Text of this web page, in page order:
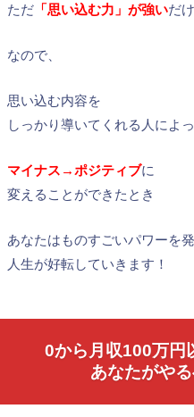
ただ「思い込む力」が強いだ
なので、
思い込む内容を
しっかり導いてくれる人によ
マイナス→ポジティブに
変えることができたとき
あなたはものすごいパワーを
人生が好転していきます！
0から月収100万円
あなたがや